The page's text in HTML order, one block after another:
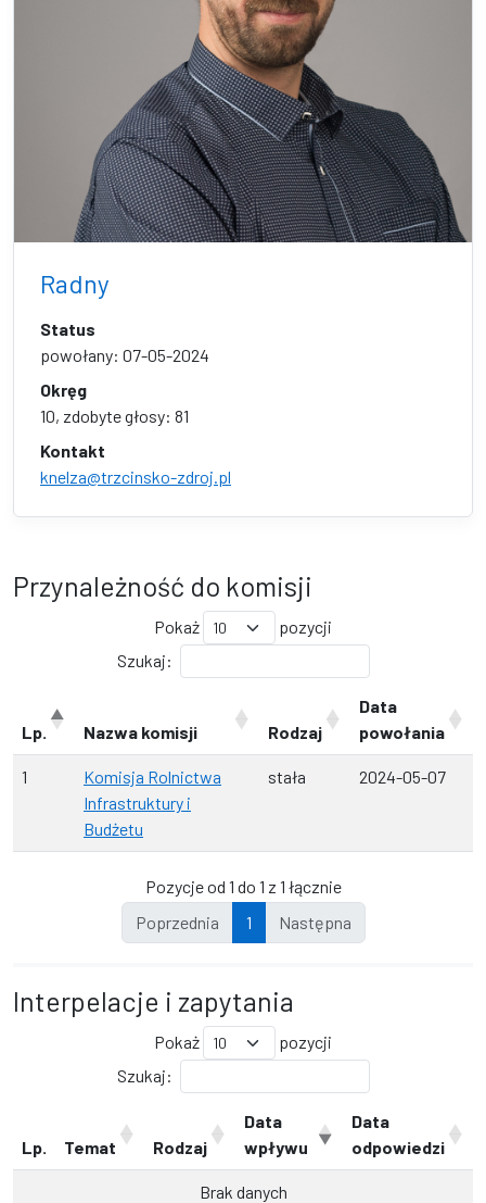
Radny
Status
powołany: 07-05-2024
Okręg
10, zdobyte głosy: 81
Kontakt
knelza@trzcinsko-zdroj.pl
Przynależność do komisji
Pokaż
pozycji
Szukaj:
Lp. Nazwa komisji Rodzaj
Data
powołania
1
Komisja Rolnictwa
Infrastruktury i
Budżetu
stała 2024-05-07
Pozycje od 1 do 1 z 1 łącznie
Poprzednia
1 Następna
Interpelacje i zapytania
Pokaż
pozycji
Szukaj:
Lp. Temat Rodzaj
Data
wpływu
Data
odpowiedzi
Brak danych